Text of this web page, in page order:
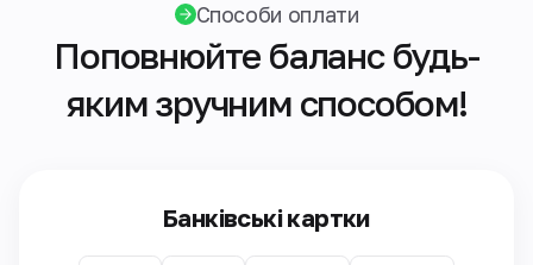
Способи оплати
Поповнюйте баланс будь-
яким зручним способом!
Банківські картки